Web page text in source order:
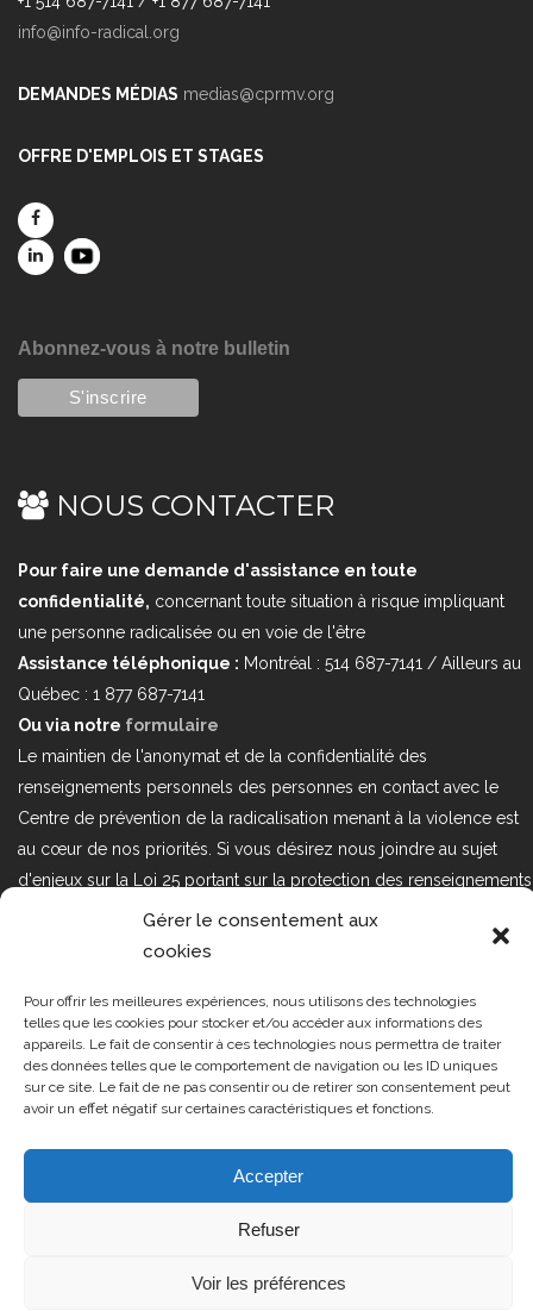
Gérer le consentement aux
cookies
Pour offrir les meilleures expériences, nous utilisons des technologies
telles que les cookies pour stocker et/ou accéder aux informations des
appareils. Le fait de consentir à ces technologies nous permettra de traiter
des données telles que le comportement de navigation ou les ID uniques
sur ce site. Le fait de ne pas consentir ou de retirer son consentement peut
avoir un effet négatif sur certaines caractéristiques et fonctions.
Accepter
Refuser
Voir les préférences
info@info-radical.org
DEMANDES MÉDIAS medias@cprmv.org
OFFRE D'EMPLOIS ET STAGES
Abonnez-vous à notre bulletin
NOUS CONTACTER
Pour faire une demande d'assistance en toute
confidentialité, concernant toute situation à risque impliquant
une personne radicalisée ou en voie de l'être
Assistance téléphonique : Montréal : 514 687-7141 / Ailleurs au
Québec : 1 877 687-7141
Ou via notre formulaire
Le maintien de l'anonymat et de la confidentialité des
renseignements personnels des personnes en contact avec le
Centre de prévention de la radicalisation menant à la violence est
au cœur de nos priorités. Si vous désirez nous joindre au sujet
d'enjeux sur la Loi 25 portant sur la protection des renseignements
personnels dans le secteur privé, veuillez communiquer avec
nous à l'adresse courriel suivant : loi25@cprmv.org Pour en savoir
Tous droits réservés @2019 CPRMV
| Centre de prévention de la
radicalisation menant à la violence
(CPRMV)